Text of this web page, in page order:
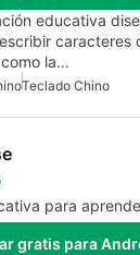
educativa
caracteres
la…
Teclado Chino
para
gratis para